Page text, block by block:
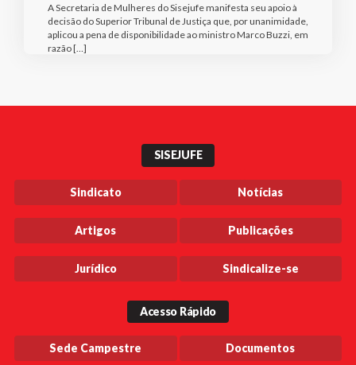
A Secretaria de Mulheres do Sisejufe manifesta seu apoio à
decisão do Superior Tribunal de Justiça que, por unanimidade,
aplicou a pena de disponibilidade ao ministro Marco Buzzi, em
razão […]
SISEJUFE
Sindicato Notícias
Artigos Publicações
Jurídico Sindicalize-se
Acesso Rápido
Sede Campestre Documentos